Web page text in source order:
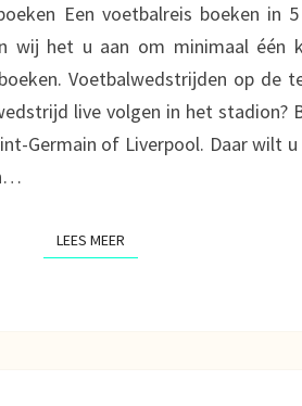
Een voetbalreis boeken in
wij het u aan om minimaal één
Voetbalwedstrijden op de
live volgen in het stadion?
Germain of Liverpool. Daar wilt
LEES MEER